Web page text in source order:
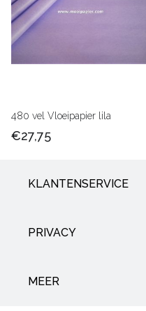
480 vel Vloeipapier lila
€27,75
KLANTENSERVICE
PRIVACY
MEER